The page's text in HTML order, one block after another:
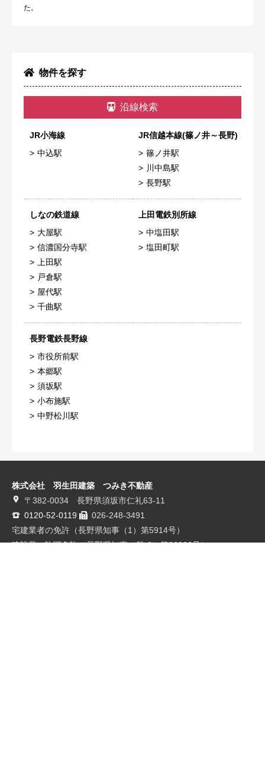
物件を探す
沿線検索
JR小海線
中込駅
JR信越本線(篠ノ井～長野)
篠ノ井駅
川中島駅
長野駅
しなの鉄道線
大屋駅
信濃国分寺駅
上田駅
戸倉駅
屋代駅
千曲駅
上田電鉄別所線
中塩田駅
塩田町駅
長野電鉄長野線
市役所前駅
本郷駅
須坂駅
小布施駅
中野松川駅
た。
株式会社 羽生田建築 つみき不動産
〒382-0034 長野県須坂市仁礼63-11
0120-52-0119
026-248-3491
宅建業者の免許（長野県知事（1）第5914号）
建設業の許可免許（長野県知事（般-2）第26026号）